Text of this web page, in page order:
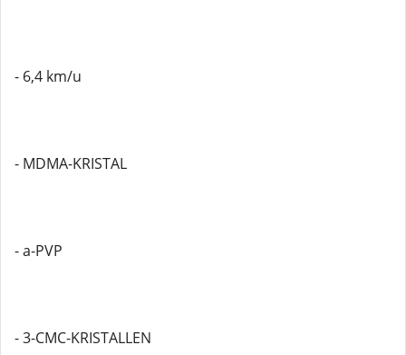
- 6,4 km/u
- MDMA-KRISTAL
- a-PVP
- 3-CMC-KRISTALLEN